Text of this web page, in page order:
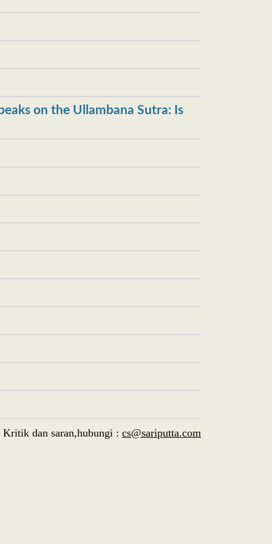
on the Ullambana Sutra: Is
Kritik dan saran,hubungi : cs@sariputta.com